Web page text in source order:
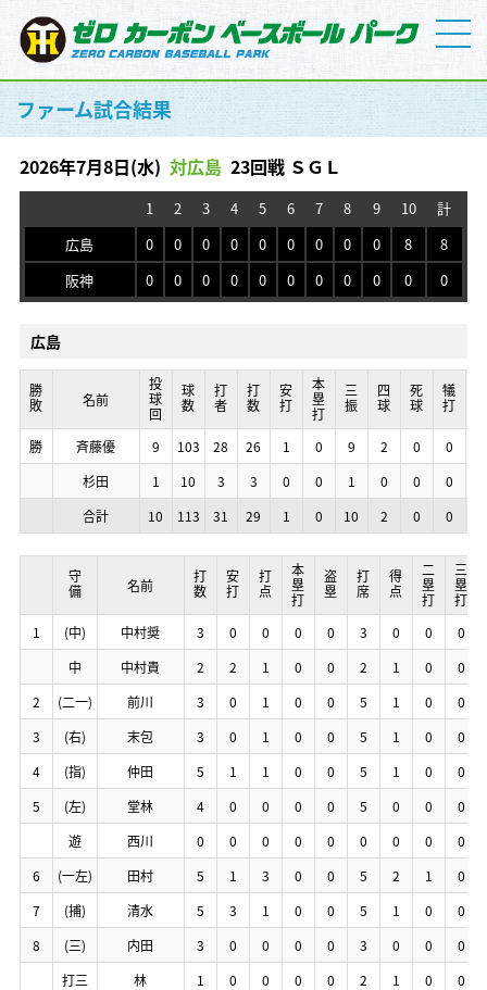
ファーム試合結果
2026年7月8日(水) 対広島 23回戦 ＳＧＬ
1 2 3 4 5 6 7 8 9 10
計
広島
0 0 0 0 0 0 0 0 0 8
8
阪神
0 0 0 0 0 0 0 0 0 0 0
広島
勝敗 名前 投球回 球数 打者 打数 安打 本塁打 三振 四球 死球 犠打
勝 斉藤優 9 103 28 26 1 0 9 2 0 0
杉田
1 10 3 3 0 0 1 0 0 0
合計
10 113 31 29 1 0 10 2 0 0
勝敗 名前 投球回 球数 打者 打数 安打 本塁打 三振 四球 死球 犠打
勝 斉藤優 9 103 28 26 1 0 9 2 0 0
杉田
1 10 3 3 0 0 1 0 0 0
合計
10 113 31 29 1 0 10 2 0 0
勝敗 名前 投球回 球数 打者 打数 安打 本塁打 三振 四球 死球 犠打
勝 斉藤優 9 103 28 26 1 0 9 2 0 0
杉田
1 10 3 3 0 0 1 0 0 0
合計
10 113 31 29 1 0 10 2 0 0
勝敗 名前 投球回 球数 打者 打数 安打 本塁打 三振 四球 死球 犠打
勝 斉藤優 9 103 28 26 1 0 9 2 0 0
杉田
1 10 3 3 0 0 1 0 0 0
合計
10 113 31 29 1 0 10 2 0 0
守備 名前 打数 安打 打点 本塁打 盗塁 打席 得点 二塁打 三塁打
1 (中) 中村奨 3 0 0 0 0 3 0 0
0
中
中村貴 2 2 1 0 0 2 1 0
0
2
(二一) 前川 3 0 1 0 0 5 1 0
0
3
(右) 末包 3 0 1 0 0 5 1 0
0
4
(指) 仲田 5 1 1 0 0 5 1 0
0
5
(左) 堂林 4 0 0 0 0 5 0 0
0
遊
西川 0 0 0 0 0 0 0 0
0
6
(一左) 田村 5 1 3 0 0 5 2 1
0
7
(捕) 清水 5 3 1 0 0 5 1 0
0
8
(三) 内田 3 0 0 0 0 3 0 0
0
打三
林 1 0 0 0 0 2 1 0
0
守備 名前 打数 安打 打点 本塁打 盗塁 打席 得点 二塁打 三塁打
1 (中) 中村奨 3 0 0 0 0 3 0 0
0
中
中村貴 2 2 1 0 0 2 1 0
0
2
(二一) 前川 3 0 1 0 0 5 1 0
0
3
(右) 末包 3 0 1 0 0 5 1 0
0
4
(指) 仲田 5 1 1 0 0 5 1 0
0
5
(左) 堂林 4 0 0 0 0 5 0 0
0
遊
西川 0 0 0 0 0 0 0 0
0
6
(一左) 田村 5 1 3 0 0 5 2 1
0
7
(捕) 清水 5 3 1 0 0 5 1 0
0
8
(三) 内田 3 0 0 0 0 3 0 0
0
打三
林 1 0 0 0 0 2 1 0
0
守備 名前 打数 安打 打点 本塁打 盗塁 打席 得点 二塁打 三塁打
1 (中) 中村奨 3 0 0 0 0 3 0 0
0
中
中村貴 2 2 1 0 0 2 1 0
0
2
(二一) 前川 3 0 1 0 0 5 1 0
0
3
(右) 末包 3 0 1 0 0 5 1 0
0
4
(指) 仲田 5 1 1 0 0 5 1 0
0
5
(左) 堂林 4 0 0 0 0 5 0 0
0
遊
西川 0 0 0 0 0 0 0 0
0
6
(一左) 田村 5 1 3 0 0 5 2 1
0
7
(捕) 清水 5 3 1 0 0 5 1 0
0
8
(三) 内田 3 0 0 0 0 3 0 0
0
打三
林 1 0 0 0 0 2 1 0
0
守備 名前 打数 安打 打点 本塁打 盗塁 打席 得点 二塁打 三塁打
1 (中) 中村奨 3 0 0 0 0 3 0 0
0
中
中村貴 2 2 1 0 0 2 1 0
0
2
(二一) 前川 3 0 1 0 0 5 1 0
0
3
(右) 末包 3 0 1 0 0 5 1 0
0
4
(指) 仲田 5 1 1 0 0 5 1 0
0
5
(左) 堂林 4 0 0 0 0 5 0 0
0
遊
西川 0 0 0 0 0 0 0 0
0
6
(一左) 田村 5 1 3 0 0 5 2 1
0
7
(捕) 清水 5 3 1 0 0 5 1 0
0
8
(三) 内田 3 0 0 0 0 3 0 0
0
打三
林 1 0 0 0 0 2 1 0
0